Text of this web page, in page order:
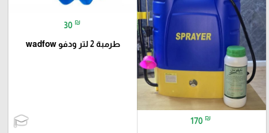
170 ₪
30 ₪
طرمبة 2 لتر ودفو wadfow